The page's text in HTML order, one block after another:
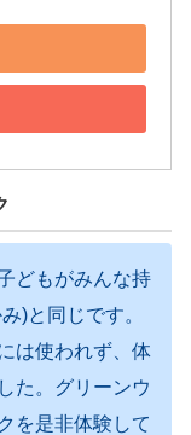
どもがみんな持
)と同じです。
は使われず、体
た。グリーンウ
を是非体験して